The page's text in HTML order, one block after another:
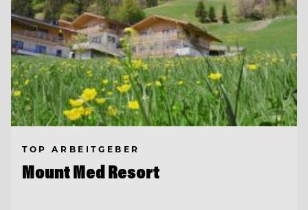
TOP ARBEITGEBER
Mount Med Resort